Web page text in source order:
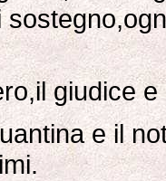
giudice
e il